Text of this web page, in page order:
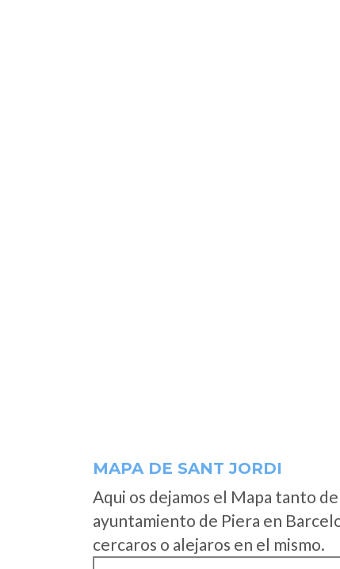
MAPA DE SANT JORDI
Aqui os dejamos el Mapa tanto
ayuntamiento de Piera en
cercaros o alejaros en el mismo.